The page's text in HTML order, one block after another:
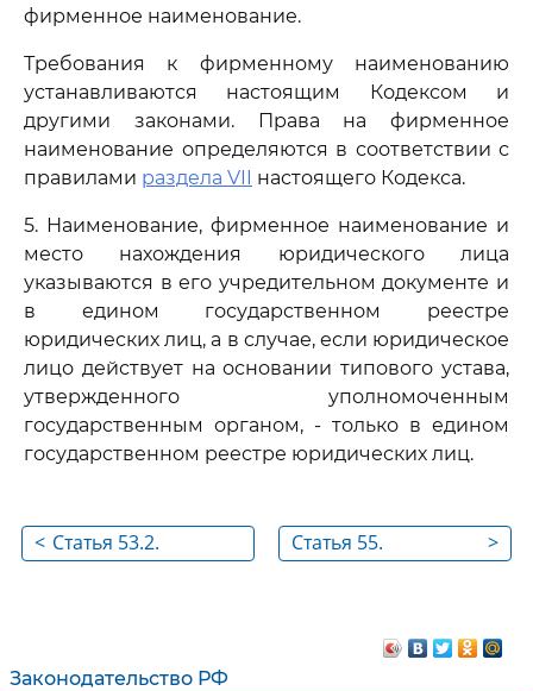
Законодательство РФ
фирменное наименование.
Требования к фирменному наименованию
устанавливаются настоящим Кодексом и
другими законами. Права на фирменное
наименование определяются в соответствии с
правилами раздела VII настоящего Кодекса.
5. Наименование, фирменное наименование и
место нахождения юридического лица
указываются в его учредительном документе и
в едином государственном реестре
юридических лиц, а в случае, если юридическое
лицо действует на основании типового устава,
утвержденного уполномоченным
государственным органом, - только в едином
государственном реестре юридических лиц.
< Статья 53.2.
>
Статья 55.
юридического лица